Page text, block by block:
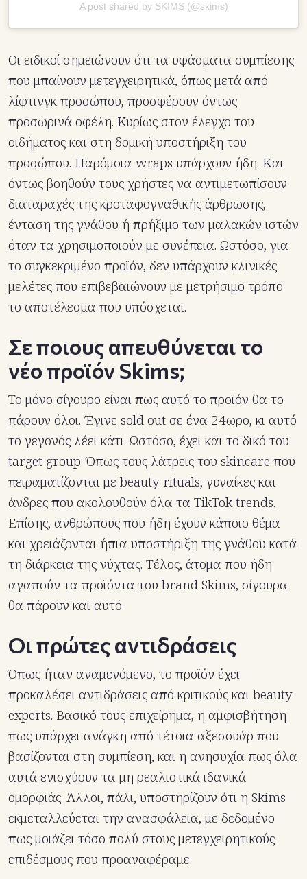
A post shared by SKIMS (@skims)
Οι ειδικοί σημειώνουν ότι τα υφάσματα συμπίεσης
που μπαίνουν μετεγχειρητικά, όπως μετά από
λίφτινγκ προσώπου, προσφέρουν όντως
προσωρινά οφέλη. Κυρίως στον έλεγχο του
οιδήματος και στη δομική υποστήριξη του
προσώπου. Παρόμοια wraps υπάρχουν ήδη. Και
όντως βοηθούν τους χρήστες να αντιμετωπίσουν
διαταραχές της κροταφογναθικής άρθρωσης,
ένταση της γνάθου ή πρήξιμο των μαλακών ιστών
όταν τα χρησιμοποιούν με συνέπεια. Ωστόσο, για
το συγκεκριμένο προϊόν, δεν υπάρχουν κλινικές
μελέτες που επιβεβαιώνουν με μετρήσιμο τρόπο
το αποτέλεσμα που υπόσχεται.
Σε ποιους απευθύνεται το
νέο προϊόν Skims;
Το μόνο σίγουρο είναι πως αυτό το προϊόν θα το
πάρουν όλοι. Έγινε sold out σε ένα 24ωρο, κι αυτό
το γεγονός λέει κάτι. Ωστόσο, έχει και το δικό του
target group. Όπως τους λάτρεις του skincare που
πειραματίζονται με beauty rituals, γυναίκες και
άνδρες που ακολουθούν όλα τα TikTok trends.
Επίσης, ανθρώπους που ήδη έχουν κάποιο θέμα
και χρειάζονται ήπια υποστήριξη της γνάθου κατά
τη διάρκεια της νύχτας. Τέλος, άτομα που ήδη
αγαπούν τα προϊόντα του brand Skims, σίγουρα
θα πάρουν και αυτό.
Οι πρώτες αντιδράσεις
Όπως ήταν αναμενόμενο, το προϊόν έχει
προκαλέσει αντιδράσεις από κριτικούς και beauty
experts. Βασικό τους επιχείρημα, η αμφισβήτηση
πως υπάρχει ανάγκη από τέτοια αξεσουάρ που
βασίζονται στη συμπίεση, και η ανησυχία πως όλα
αυτά ενισχύουν τα μη ρεαλιστικά ιδανικά
ομορφιάς. Άλλοι, πάλι, υποστηρίζουν ότι η Skims
εκμεταλλεύεται την ανασφάλεια, με δεδομένο
πως μοιάζει τόσο πολύ στους μετεγχειρητικούς
επιδέσμους που προαναφέραμε.